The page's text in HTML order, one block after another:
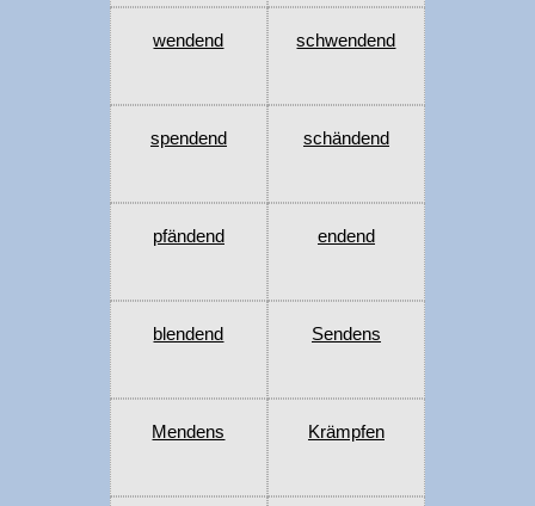
wendend schwendend
spendend schändend
pfändend endend
blendend Sendens
Mendens Krämpfen